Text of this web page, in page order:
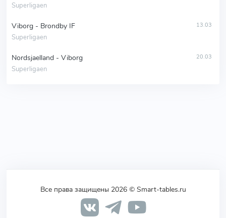
Superligaen
Viborg - Brondby IF
Superligaen
13.03
Nordsjaelland - Viborg
Superligaen
20.03
Все права защищены 2026 © Smart-tables.ru